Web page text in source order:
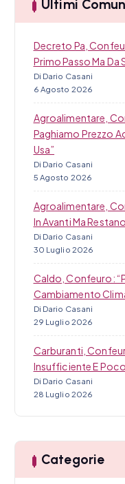
o
Ultimi
Decreto Pa,
Primo Passo Ma Da
Di Dario Casani
6 Agosto 2026
Agroalimentare,
Paghiamo Prezzo
Usa”
Di Dario Casani
5 Agosto 2026
Agroalimentare,
In Avanti Ma
Di Dario Casani
30 Luglio 2026
Caldo, Confeuro:
Cambiamento
Di Dario Casani
29 Luglio 2026
Carburanti,
Insufficiente E
Di Dario Casani
28 Luglio 2026
Categorie